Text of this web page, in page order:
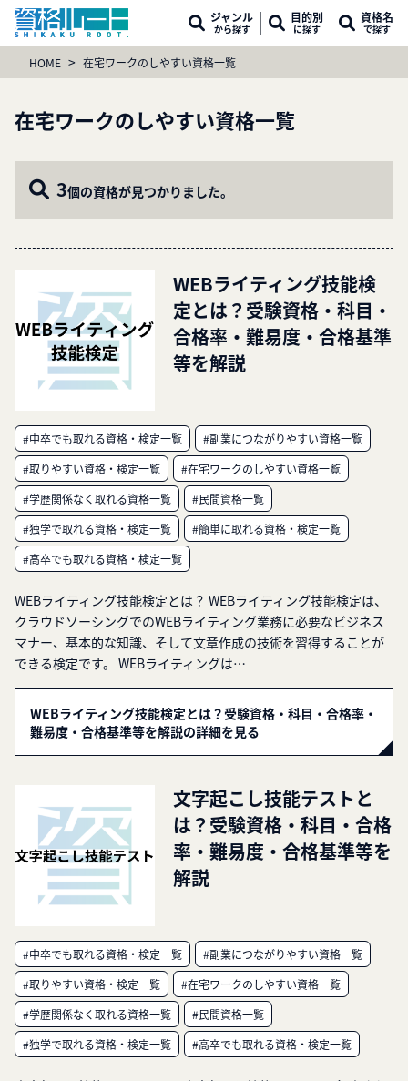
ジャンル
から探す
目的別
に探す
資格名
で探す
HOME > 在宅ワークのしやすい資格一覧
在宅ワークのしやすい資格一覧
3個の資格が見つかりました。
WEBライティング技能検
定とは？受験資格・科目・
合格率・難易度・合格基準
等を解説
#中卒でも取れる資格・検定一覧
#副業につながりやすい資格一覧
#取りやすい資格・検定一覧
#在宅ワークのしやすい資格一覧
#学歴関係なく取れる資格一覧
#民間資格一覧
#独学で取れる資格・検定一覧
#簡単に取れる資格・検定一覧
#高卒でも取れる資格・検定一覧
WEBライティング技能検定とは？ WEBライティング技能検定は、
クラウドソーシングでのWEBライティング業務に必要なビジネス
マナー、基本的な知識、そして文章作成の技術を習得することが
できる検定です。 WEBライティングは…
WEBライティング技能検定とは？受験資格・科目・合格率・
難易度・合格基準等を解説の詳細を見る
文字起こし技能テストと
は？受験資格・科目・合格
率・難易度・合格基準等を
解説
#中卒でも取れる資格・検定一覧
#副業につながりやすい資格一覧
#取りやすい資格・検定一覧
#在宅ワークのしやすい資格一覧
#学歴関係なく取れる資格一覧
#民間資格一覧
#独学で取れる資格・検定一覧
#高卒でも取れる資格・検定一覧